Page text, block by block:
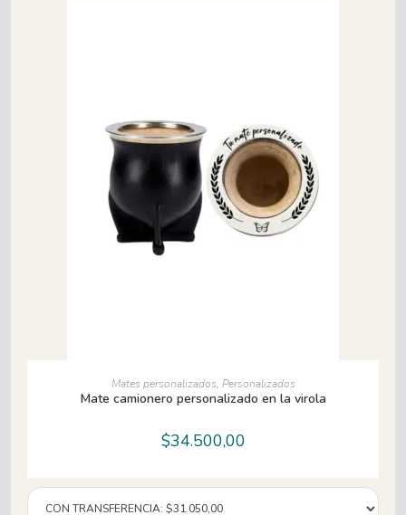
AÑADIR AL CARRITO
Mates personalizados, Personalizados
Mate camionero personalizado en la virola
$34.500,00